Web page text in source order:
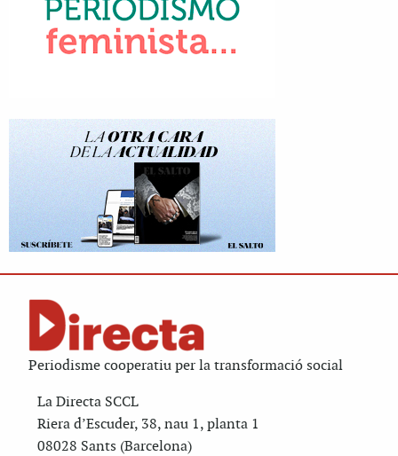
Periodisme cooperatiu per la transformació social
La Directa SCCL
Riera d’Escuder, 38, nau 1, planta 1
08028 Sants (Barcelona)